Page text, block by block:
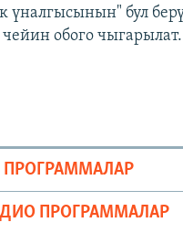
үналгысынын" бул
обого чыгарылат.
ПРОГРАММАЛАР
ПРОГРАММАЛАР